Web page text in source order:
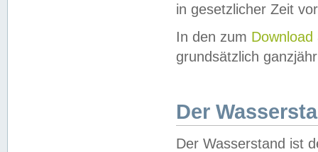
in gesetzlicher Zeit
In den zum Download
grundsätzlich
Der
Der Wasserstand ist